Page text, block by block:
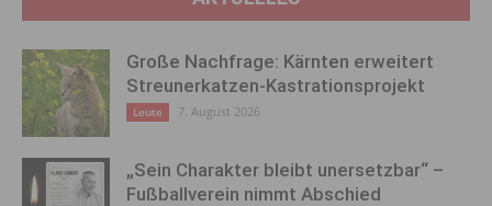
Große Nachfrage: Kärnten erweitert
Streunerkatzen-Kastrationsprojekt
Leute 7. August 2026
„Sein Charakter bleibt unersetzbar“ –
Fußballverein nimmt Abschied